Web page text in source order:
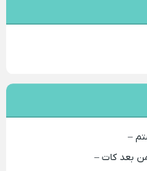
–
بعد کات –